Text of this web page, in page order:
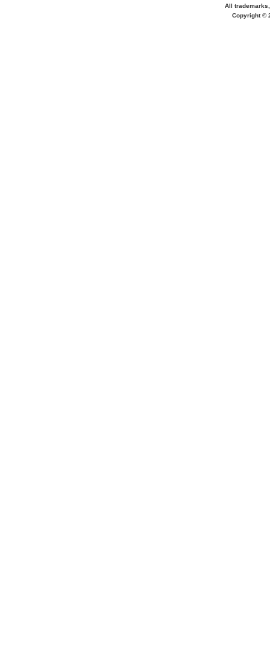
All
Copyright ©